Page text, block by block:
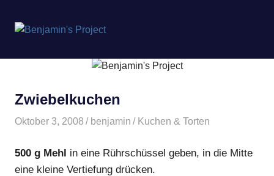
springen
Project
Zwiebelkuchen
Oktober 3, 2008 benjamin Kuchen & Torten
500 g Mehl in eine Rührschüssel geben, in die Mitte
eine kleine Vertiefung drücken.